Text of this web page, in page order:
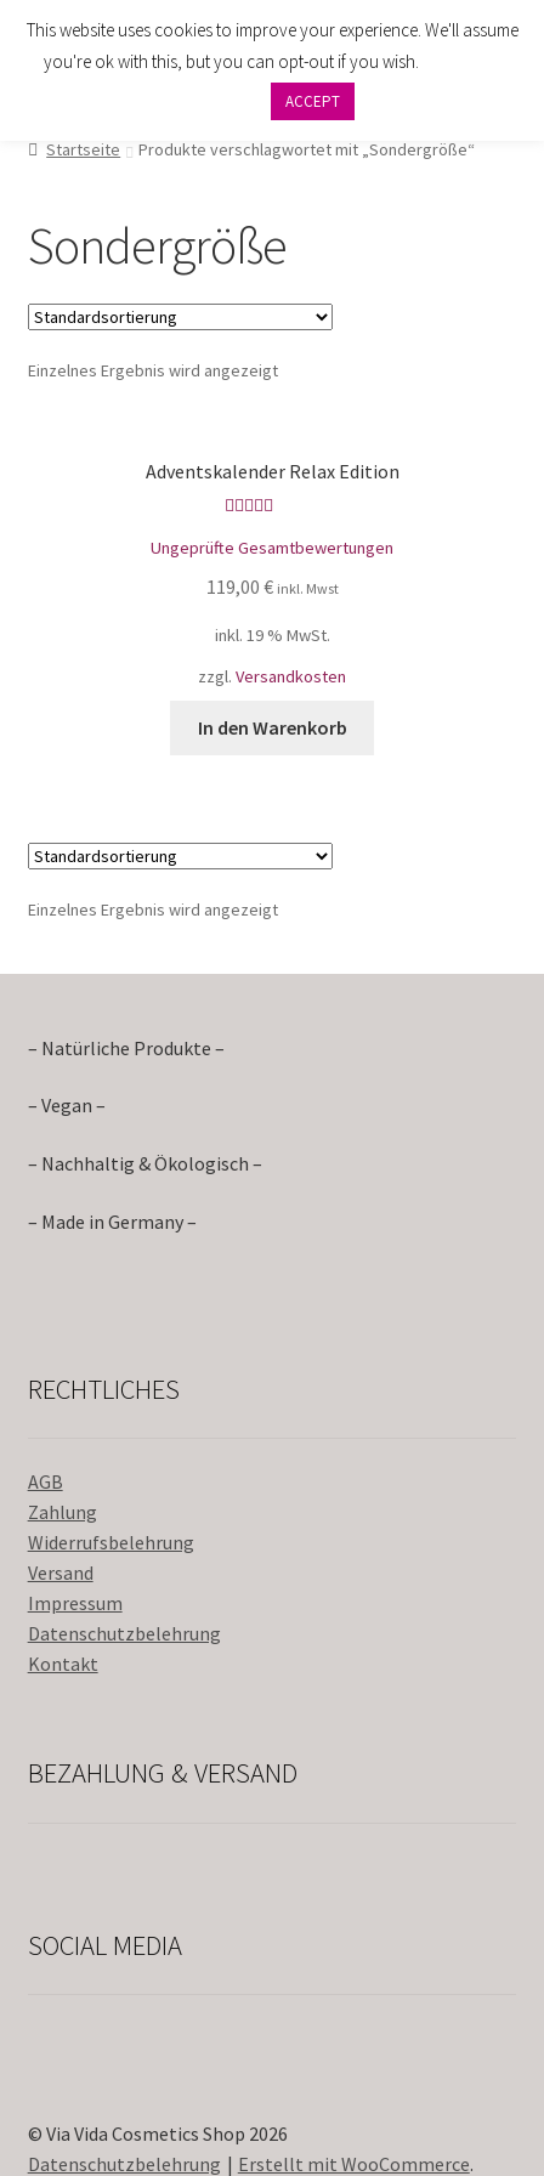
Zur
Navigation
Zum
Inhalt
Widerrufsbelehrung
Versand
Impressum
Startseite Produkte verschlagwortet mit „Sondergröße“
Sondergröße
Einzelnes Ergebnis wird angezeigt
Adventskalender Relax Edition
5.00von 5
Ungeprüfte Gesamtbewertungen
119,00 € inkl. Mwst
inkl. 19 % MwSt.
zzgl. Versandkosten
In den Warenkorb
Einzelnes Ergebnis wird angezeigt
– Natürliche Produkte –
– Vegan –
– Nachhaltig & Ökologisch –
– Made in Germany –
RECHTLICHES
AGB
Zahlung
Widerrufsbelehrung
Versand
Impressum
Datenschutzbelehrung
Kontakt
BEZAHLUNG & VERSAND
SOCIAL MEDIA
© Via Vida Cosmetics Shop 2026
Datenschutzbelehrung
Erstellt mit WooCommerce.
This website uses cookies to improve your experience. We'll assume
you're ok with this, but you can opt-out if you wish.
ACCEPT